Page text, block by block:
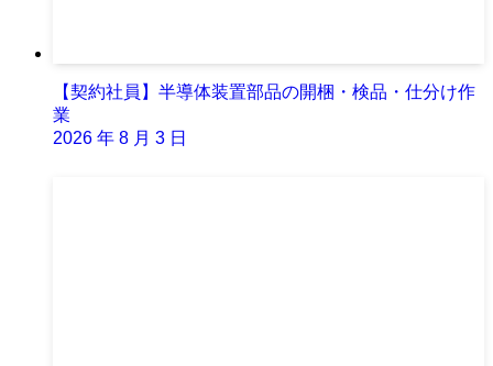
【契約社員】半導体装置部品の開梱・検品・仕分け作
業
2026 年 8 月 3 日